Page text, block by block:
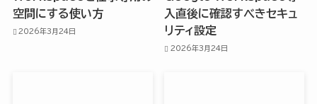
空間にする使い方
2026年3月24日
入直後に確認すべきセキュ
リティ設定
2026年3月24日